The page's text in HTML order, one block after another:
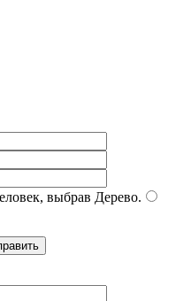
выбрав Дерево.